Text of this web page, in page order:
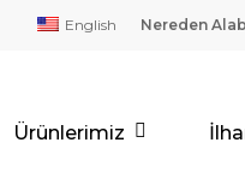
English Nereden
Ürünlerimiz